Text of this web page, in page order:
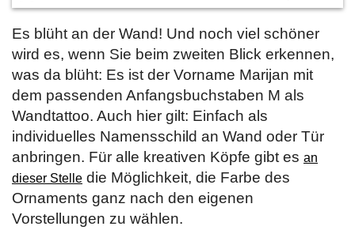
Es blüht an der Wand! Und noch viel schöner
wird es, wenn Sie beim zweiten Blick erkennen,
was da blüht: Es ist der Vorname Marijan mit
dem passenden Anfangsbuchstaben M als
Wandtattoo. Auch hier gilt: Einfach als
individuelles Namensschild an Wand oder Tür
anbringen. Für alle kreativen Köpfe gibt es an
dieser Stelle die Möglichkeit, die Farbe des
Ornaments ganz nach den eigenen
Vorstellungen zu wählen.